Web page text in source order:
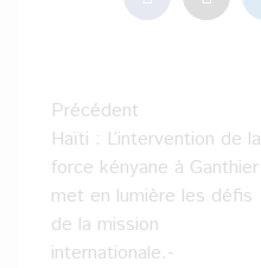
Navigation
d’article
Précédent
Haïti : L’intervention de la
force kényane à Ganthier
met en lumière les défis
de la mission
internationale.-